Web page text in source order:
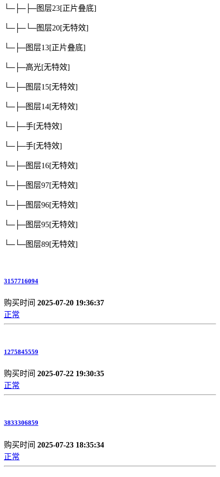
└─├─├─图层23[正片叠底]
└─├─└─图层20[无特效]
└─├─图层13[正片叠底]
└─├─高光[无特效]
└─├─图层15[无特效]
└─├─图层14[无特效]
└─├─手[无特效]
└─├─手[无特效]
└─├─图层16[无特效]
└─├─图层97[无特效]
└─├─图层96[无特效]
└─├─图层95[无特效]
└─└─图层89[无特效]
3157716094
购买时间 2025-07-20 19:36:37
正常
1275845559
购买时间 2025-07-22 19:30:35
正常
3833306859
购买时间 2025-07-23 18:35:34
正常